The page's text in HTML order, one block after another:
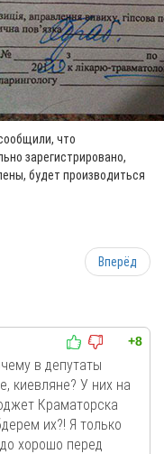
что
зарегистрировано,
будет производиться
Вперёд
+8
в депутаты
киевляне? У них на
Краматорска
их?! Я только
хорошо перед